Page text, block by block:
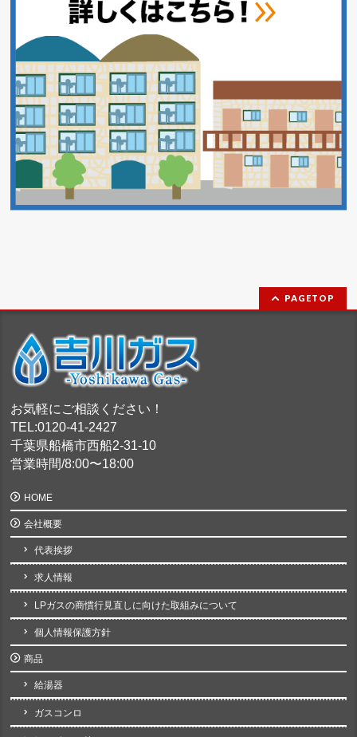
PAGETOP
お気軽にご相談ください！
TEL:0120-41-2427
千葉県船橋市西船2-31-10
営業時間/8:00〜18:00
HOME
会社概要
代表挨拶
求人情報
LPガスの商慣行見直しに向けた取組みについて
個人情報保護方針
商品
給湯器
ガスコンロ